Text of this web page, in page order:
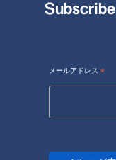
Subscribe
メールアドレス *